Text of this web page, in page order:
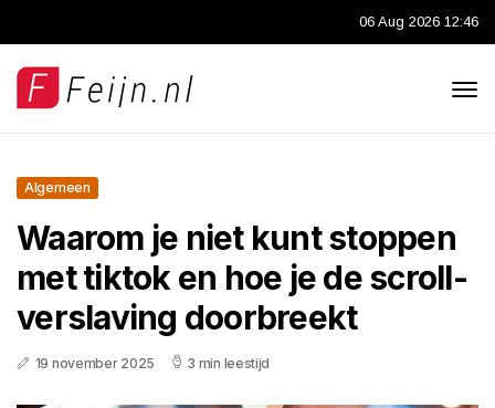
06 Aug 2026 12:46
Algemeen
Waarom je niet kunt stoppen
met tiktok en hoe je de scroll-
verslaving doorbreekt
19 november 2025 3 min leestijd